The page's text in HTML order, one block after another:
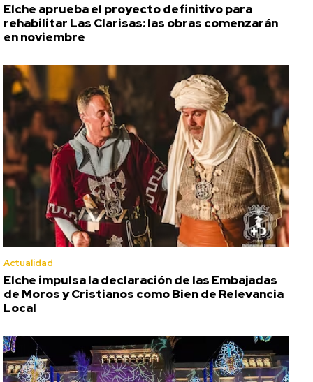
Elche aprueba el proyecto definitivo para
rehabilitar Las Clarisas: las obras comenzarán
en noviembre
Actualidad
Elche impulsa la declaración de las Embajadas
de Moros y Cristianos como Bien de Relevancia
Local